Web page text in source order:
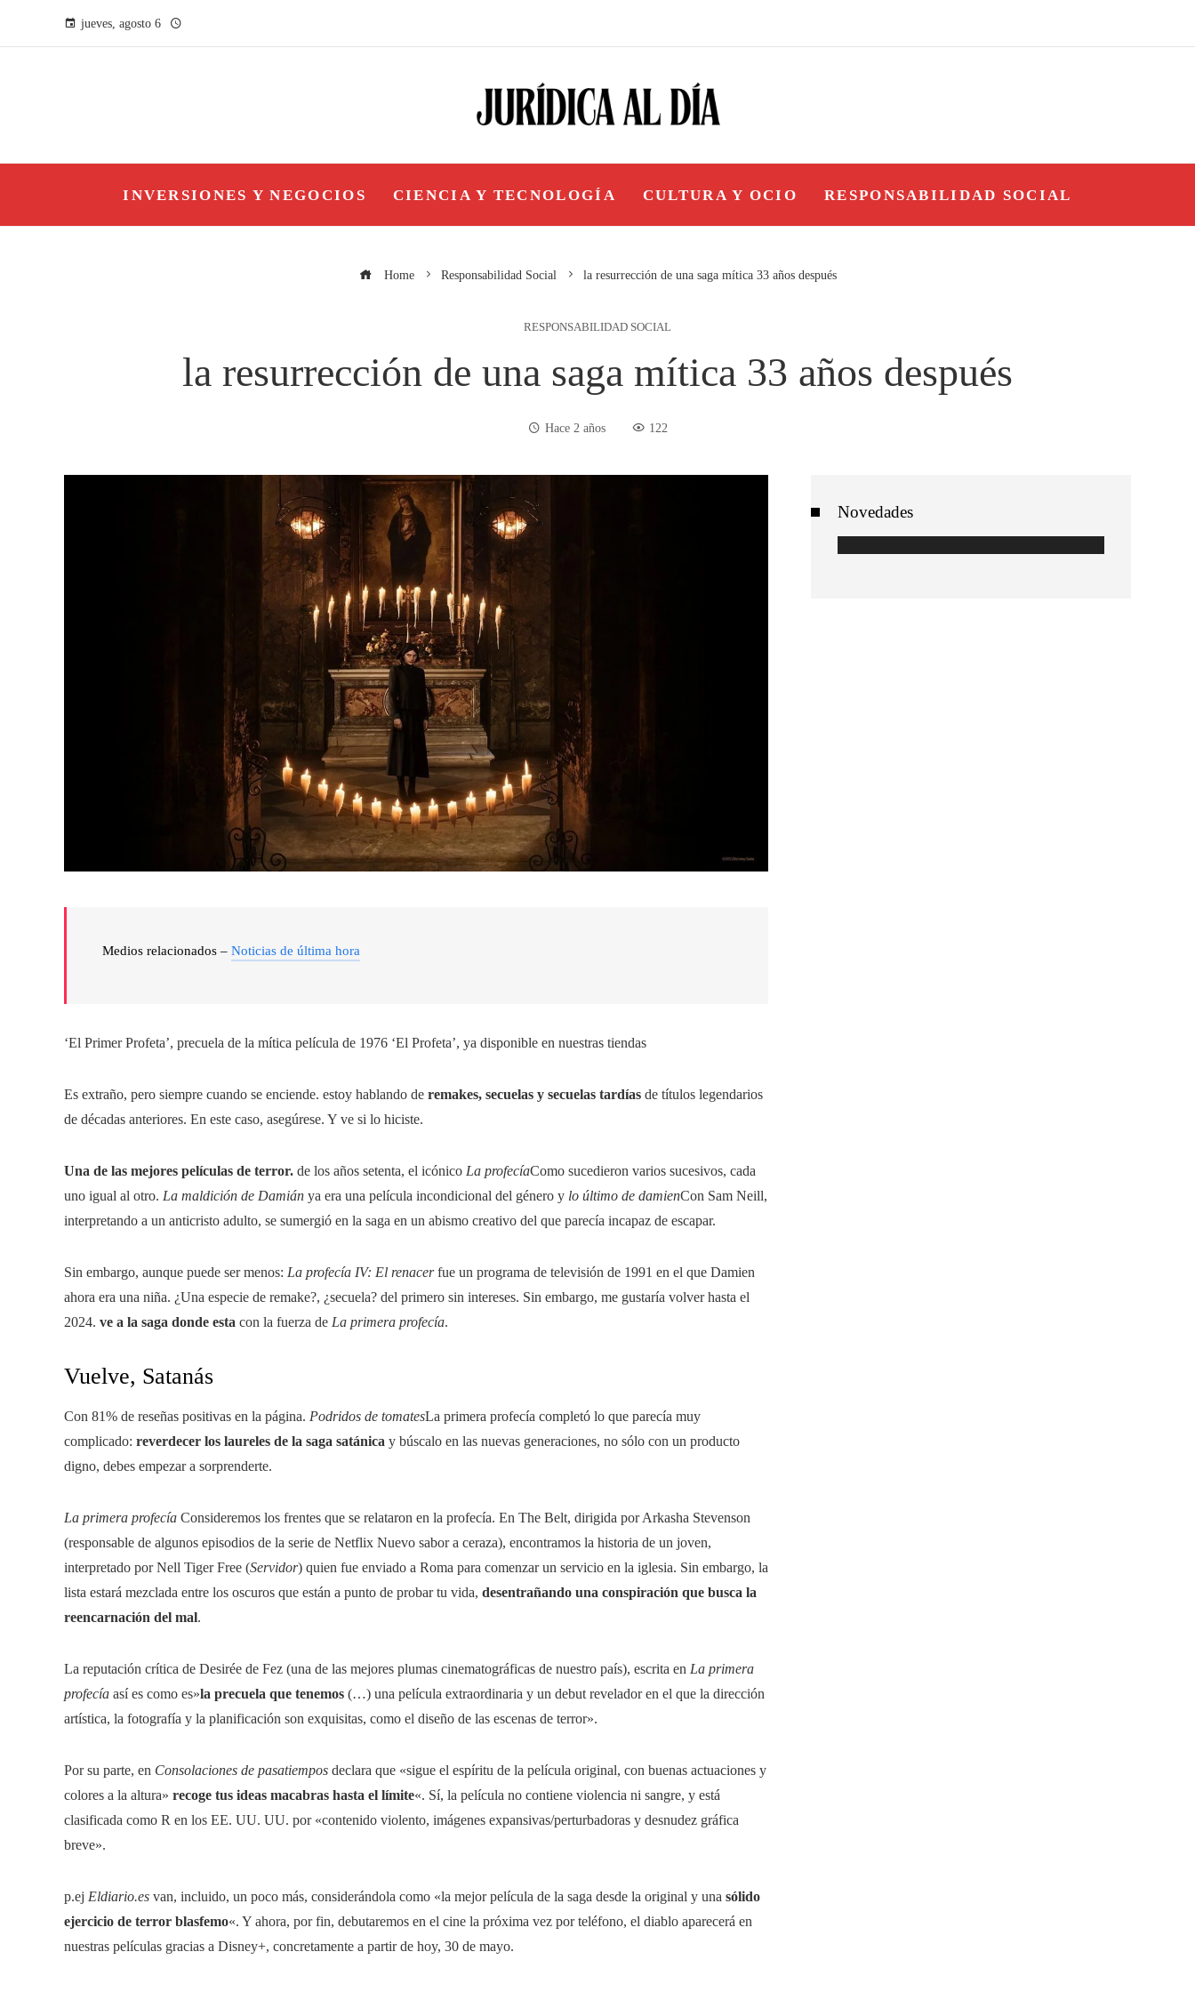
jueves, agosto 6
INVERSIONES Y NEGOCIOS CIENCIA Y TECNOLOGÍA CULTURA Y OCIO RESPONSABILIDAD SOCIAL
Home Responsabilidad Social la resurrección de una saga mítica 33 años después
RESPONSABILIDAD SOCIAL
la resurrección de una saga mítica 33 años después
Hace 2 años 122
Medios relacionados – Noticias de última hora
‘El Primer Profeta’, precuela de la mítica película de 1976 ‘El Profeta’, ya disponible en nuestras tiendas
Es extraño, pero siempre cuando se enciende. estoy hablando de remakes, secuelas y secuelas tardías de títulos legendarios
de décadas anteriores. En este caso, asegúrese. Y ve si lo hiciste.
Una de las mejores películas de terror. de los años setenta, el icónico La profecíaComo sucedieron varios sucesivos, cada
uno igual al otro. La maldición de Damián ya era una película incondicional del género y lo último de damienCon Sam Neill,
interpretando a un anticristo adulto, se sumergió en la saga en un abismo creativo del que parecía incapaz de escapar.
Sin embargo, aunque puede ser menos: La profecía IV: El renacerfue un programa de televisión de 1991 en el que Damien
ahora era una niña. ¿Una especie de remake?, ¿secuela? del primero sin intereses. Sin embargo, me gustaría volver hasta el
2024. ve a la saga donde esta con la fuerza de La primera profecía.
Vuelve, Satanás
Con 81% de reseñas positivas en la página. Podridos de tomatesLa primera profecía completó lo que parecía muy
complicado: reverdecer los laureles de la saga satánica y búscalo en las nuevas generaciones, no sólo con un producto
digno, debes empezar a sorprenderte.
La primera profecía Consideremos los frentes que se relataron en la profecía. En The Belt, dirigida por Arkasha Stevenson
(responsable de algunos episodios de la serie de Netflix Nuevo sabor a ceraza), encontramos la historia de un joven,
interpretado por Nell Tiger Free (Servidor) quien fue enviado a Roma para comenzar un servicio en la iglesia. Sin embargo, la
lista estará mezclada entre los oscuros que están a punto de probar tu vida, desentrañando una conspiración que busca la
reencarnación del mal.
La reputación crítica de Desirée de Fez (una de las mejores plumas cinematográficas de nuestro país), escrita en La primera
profecía así es como es»la precuela que tenemos (…) una película extraordinaria y un debut revelador en el que la dirección
artística, la fotografía y la planificación son exquisitas, como el diseño de las escenas de terror».
Por su parte, en Consolaciones de pasatiempos declara que «sigue el espíritu de la película original, con buenas actuaciones y
colores a la altura» recoge tus ideas macabras hasta el límite«. Sí, la película no contiene violencia ni sangre, y está
clasificada como R en los EE. UU. UU. por «contenido violento, imágenes expansivas/perturbadoras y desnudez gráfica
breve».
p.ej Eldiario.es van, incluido, un poco más, considerándola como «la mejor película de la saga desde la original y una sólido
ejercicio de terror blasfemo«. Y ahora, por fin, debutaremos en el cine la próxima vez por teléfono, el diablo aparecerá en
nuestras películas gracias a Disney+, concretamente a partir de hoy, 30 de mayo.
Novedades